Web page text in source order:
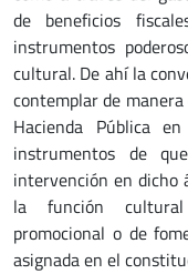
de beneficios
instrumentos
cultural. De ahí la
contemplar de
Hacienda Pública
instrumentos de
intervención en dicho
la función cultural
promocional o de
asignada en el